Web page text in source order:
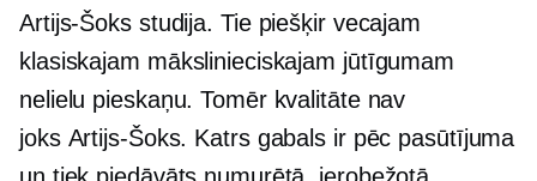
Artijs-Šoksstudija. Tie piešķir vecajam
klasiskajam mākslinieciskajam jūtīgumam
nelielu pieskaņu. Tomēr kvalitāte nav
joks Artijs-Šoks. Katrs gabals ir pēc pasūtījuma